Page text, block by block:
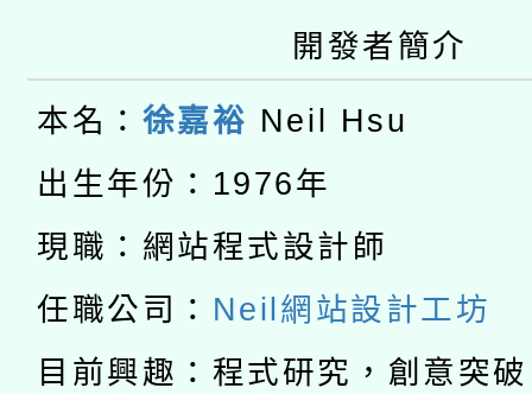
方素養工作坊新北場」
件」活動簡章
年度COVID-19疫苗接
接種對象擴大為「滿6
接種之民眾」措施，延
月28日止
轉知經濟部水利署委託
業技術研究院辦理「
用水績優單位及節水達
動」
115年8月22日(星期六
桃園市孔廟祈福系列
開 智慧啟航」
2026年桃園地景藝術
「2026桃園藝術巡演
關事宜
轉知教育部國民及學前
國立臺灣師範大學辦理
函轉國家教育研究院中
開發者簡介
本名： 徐嘉裕 Neil Hsu
出生年份：1976年
現職：網站程式設計師
任職公司： Neil網站設計工坊
目前興趣：程式研究，創意突